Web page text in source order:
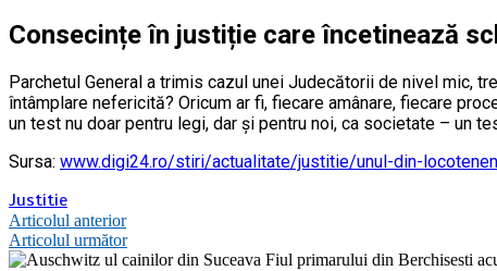
Consecințe în justiție care încetinează
Parchetul General a trimis cazul unei Judecătorii de nivel mic,
întâmplare nefericită? Oricum ar fi, fiecare amânare, fiecare
un test nu doar pentru legi, dar și pentru noi, ca societate – un
Sursa: www.digi24.ro/stiri/actualitate/justitie/unul-din-
Justitie
Navigare
în
Articolul anterior
Articolul următor